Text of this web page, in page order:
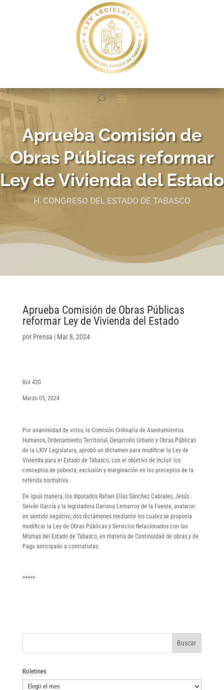
Aprueba Comisión de
Obras Públicas reformar
Ley de Vivienda del Estado
H. CONGRESO DEL ESTADO DE TABASCO
Aprueba Comisión de Obras Públicas
reformar Ley de Vivienda del Estado
por Prensa | Mar 8, 2024
Bol 420
Marzo 05, 2024
Por unanimidad de votos, la Comisión Ordinaria de Asentamientos
Humanos, Ordenamiento Territorial, Desarrollo Urbano y Obras Públicas
de la LXIV Legislatura, aprobó un dictamen para modificar la Ley de
Vivienda para el Estado de Tabasco, con el objetivo de incluir los
conceptos de pobreza, exclusión y marginación en los preceptos de la
referida normativa.
De igual manera, los diputados Rafael Elías Sánchez Cabrales, Jesús
Selván García y la legisladora Dariana Lemarroy de la Fuente, avalaron
en sentido negativo, dos dictámenes mediante los cuales se proponía
modificar la Ley de Obras Públicas y Servicios Relacionados con las
Mismas del Estado de Tabasco, en materia de Continuidad de obras y de
Pago anticipado a contratistas.
*****
Boletines
Boletines